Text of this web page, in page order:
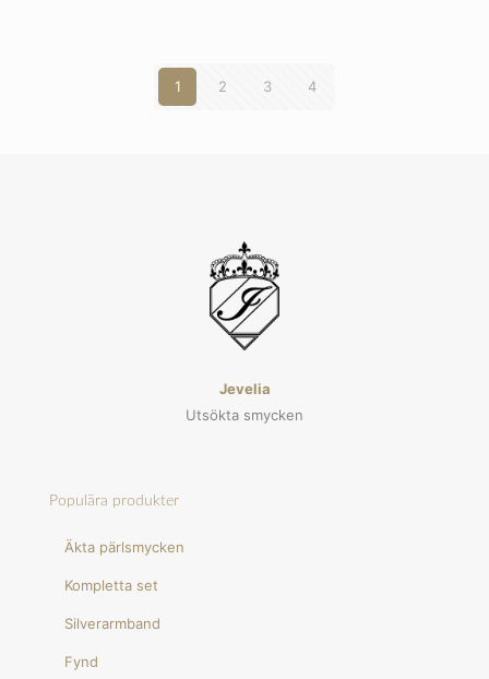
1 2 3 4
Jevelia
Utsökta smycken
Populära produkter
Äkta pärlsmycken
Kompletta set
Silverarmband
Fynd